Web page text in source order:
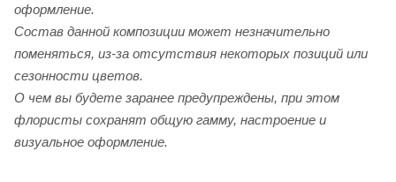
оформление.
Cостав данной композиции может незначительно
поменяться, из-за отсутствия некоторых позиций или
сезонности цветов.
О чем вы будете заранее предупреждены, при этом
флористы сохранят общую гамму, настроение и
визуальное оформление.